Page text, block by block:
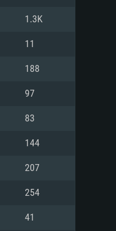
이상
는 Nvidia
지 않습니
그래픽 드라
라이버를
사양 지원
1.3K
11
188
97
83
144
207
254
41